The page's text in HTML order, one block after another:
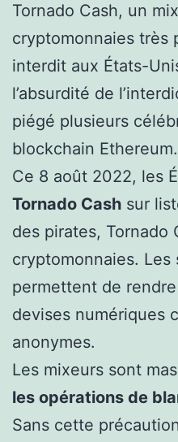
Tornado Cash, un
cryptomonnaies très
interdit aux États-
l’absurdité de
piégé plusieurs
blockchain
Ce 8 août 2022, les
Tornado Cash sur
des pirates, Tornado
cryptomonnaies.
permettent de
devises numériques
anonymes.
Les mixeurs sont
les opérations de
Sans cette